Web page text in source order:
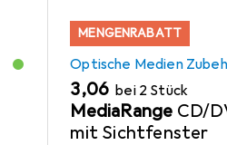
MENGENRABATT
Optische Medien
EUR
3,06 bei 2 Stück
MediaRange CD/
mit Sichtfenster